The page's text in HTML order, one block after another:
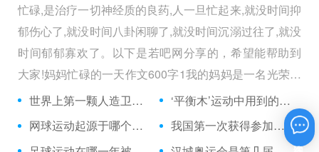
忙碌,是治疗一切神经质的良药,人一旦忙起来,就没时间抑
郁伤心了,就没时间八卦闲聊了,就没时间沉溺过往了,就没
时间郁郁寡欢了。以下是若吧网分享的，希望能帮助到
大家!妈妈忙碌的一天作文600字1我的妈妈是一名光荣的
人民警察，她总有做不完的事情。
世界上第一颗人造卫星是前苏联在哪一年发射的？
‘平衡木’运动中用到的平衡木，有多宽？（厘米）
网球运动起源于哪个国家？
我国第一次获得参加奥运会足球项目决赛阶段比赛资格是在哪一年？